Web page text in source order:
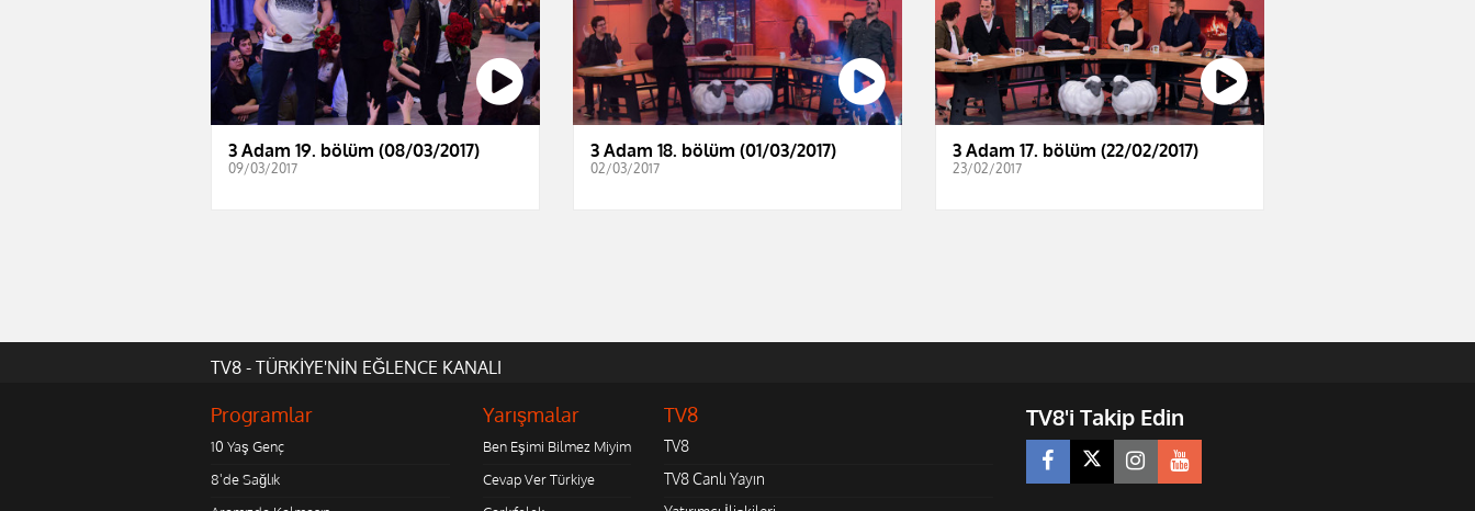
3 Adam 19. bölüm (08/03/2017)
09/03/2017
3 Adam 18. bölüm (01/03/2017)
02/03/2017
3 Adam 17. bölüm (22/02/2017)
23/02/2017
TV8 - TÜRKİYE'NİN EĞLENCE KANALI
Programlar
10 Yaş Genç
8'de Sağlık
Yarışmalar
Ben Eşimi Bilmez Miyim
Cevap Ver Türkiye
TV8
TV8
TV8 Canlı Yayın
TV8'i Takip Edin